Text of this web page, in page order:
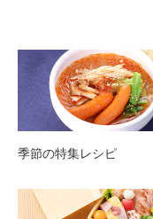
季節の特集レシピ